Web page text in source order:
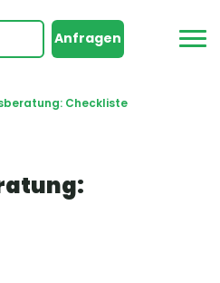
Anfragen
Checkliste